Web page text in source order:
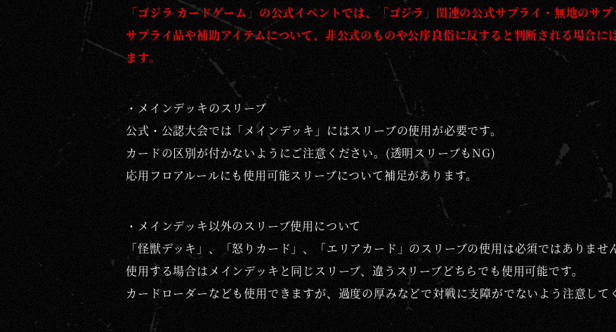
「ゴジラ カードゲーム」の公式イベントでは、「ゴジラ」関連の公式サプライ・無地のサプ
サプライ品や補助アイテムについて、非公式のものや公序良俗に反すると判断される場合
ます。
・メインデッキのスリーブ
公式・公認大会では「メインデッキ」にはスリーブの使用が必要です。
カードの区別が付かないようにご注意ください。(透明スリーブもNG)
応用フロアルールにも使用可能スリーブについて補足があります。
・メインデッキ以外のスリーブ使用について
「怪獣デッキ」、「怒りカード」、「エリアカード」のスリーブの使用は必須ではありませ
使用する場合はメインデッキと同じスリーブ、違うスリーブどちらでも使用可能です。
カードローダーなども使用できますが、過度の厚みなどで対戦に支障がでないよう注意して